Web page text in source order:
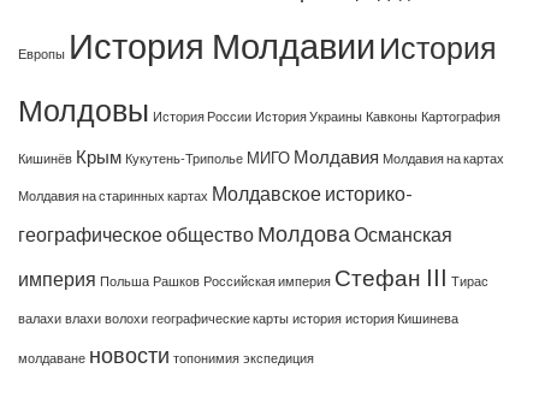
Европы История Молдавии История
Молдовы История России История Украины Кавконы Картография
Кишинёв Крым Кукутень-Триполье МИГО Молдавия Молдавия на картах
Молдавия на старинных картах Молдавское историко-
географическое общество Молдова Османская
империя Польша Рашков Российская империя Стефан III Тирас
валахи влахи волохи географические карты история история Кишинева
молдаване новости топонимия экспедиция